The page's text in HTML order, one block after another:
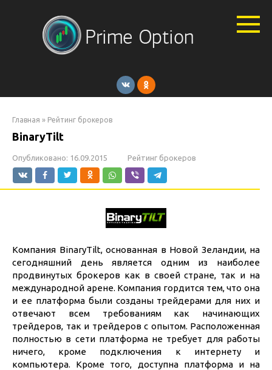
Главная » Рейтинг брокеров
BinaryTilt
Опубликовано: 16.09.2015 Рейтинг брокеров
Компания BinaryTilt, основанная в Новой Зеландии, на
сегодняшний день является одним из наиболее
продвинутых брокеров как в своей стране, так и на
международной арене. Компания гордится тем, что она
и ее платформа были созданы трейдерами для них и
отвечают всем требованиям как начинающих
трейдеров, так и трейдеров с опытом. Расположенная
полностью в сети платформа не требует для работы
ничего, кроме подключения к интернету и
компьютера. Кроме того, доступна платформа и на